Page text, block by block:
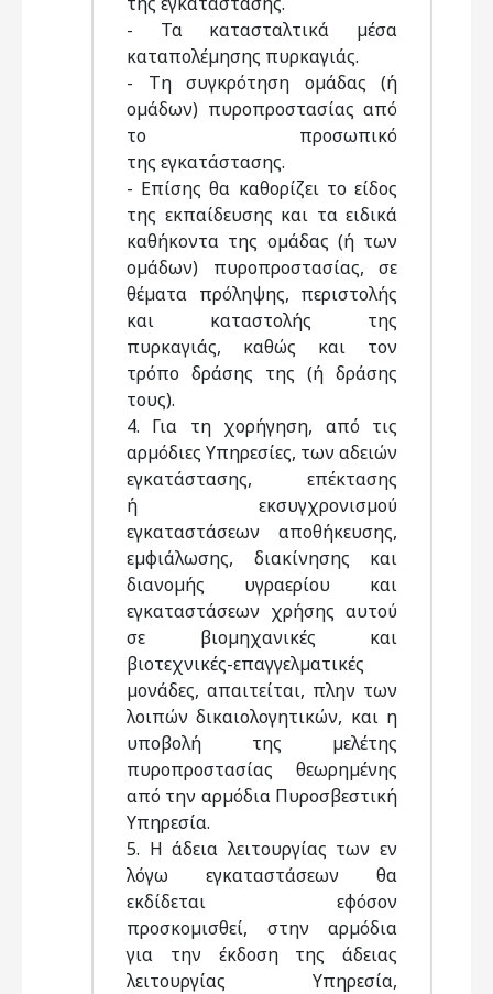
- Τα κατασταλτικά µέσα
καταπολέµησης πυρκαγιάς.
- Τη συγκρότηση οµάδας (ή
οµάδων) πυροπροστασίας από
το προσωπικό
της εγκατάστασης.
- Επίσης θα καθορίζει το είδος
της εκπαίδευσης και τα ειδικά
καθήκοντα της οµάδας (ή των
οµάδων) πυροπροστασίας, σε
θέµατα πρόληψης, περιστολής
και καταστολής της
πυρκαγιάς, καθώς και τον
τρόπο δράσης της (ή δράσης
τους).
4. Για τη χορήγηση, από τις
αρµόδιες Υπηρεσίες, των αδειών
εγκατάστασης, επέκτασης
ή εκσυγχρονισµού
εγκαταστάσεων αποθήκευσης,
εµφιάλωσης, διακίνησης και
διανοµής υγραερίου και
εγκαταστάσεων χρήσης αυτού
σε βιοµηχανικές και
βιοτεχνικές-επαγγελµατικές
µονάδες, απαιτείται, πλην των
λοιπών δικαιολογητικών, και η
υποβολή της µελέτης
πυροπροστασίας θεωρηµένης
από την αρµόδια Πυροσβεστική
Υπηρεσία.
5. Η άδεια λειτουργίας των εν
λόγω εγκαταστάσεων θα
εκδίδεται εφόσον
προσκοµισθεί, στην αρµόδια
για την έκδοση της άδειας
λειτουργίας Υπηρεσία,